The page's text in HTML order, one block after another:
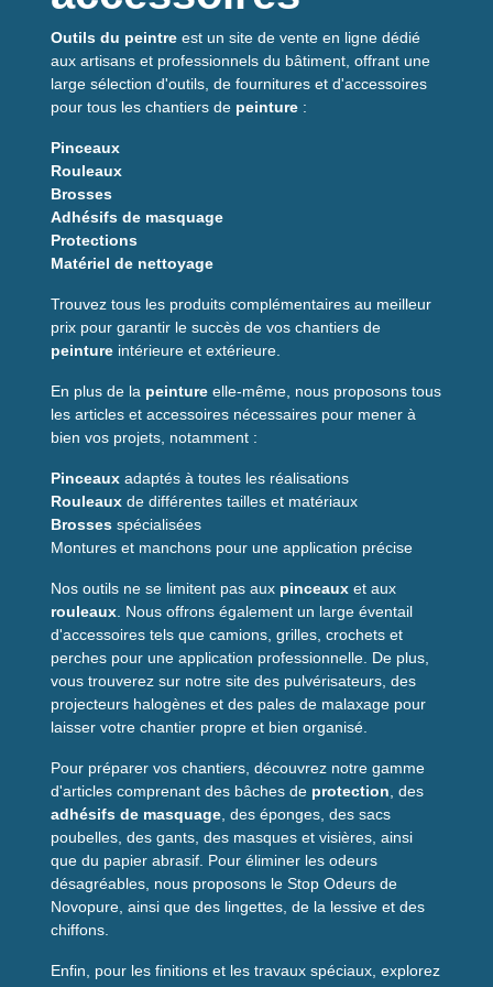
Sa formule assure uneétanchéitéefficace pour le
calfeutrement de joints de façade, menuiserie et pièces
humides. Facile à mettre en oeuvre, il offre une finition
soignée, prête à être peinte pour une intégration discrète sur
chantier ou rénovation.
Conseils d'utilisation
Avant application, surfaces propres, sèches et
dépoussiérées. Utilisez un pistolet adapté, découpez
l'embout selon la largeur du joint et lissez dans les 10–
15 minutes suivant l'application pour une finition
optimale. Respectez les températures d'utilisation
indiquées par le fabricant. Pour une peinture, attendre
le durcissement complet.
Caractéristiques
principales
Propriété
Détail
Contenance
290 millilitres (cartouche)
Couleur
Blanc
Type
Mastic polyuréthane, mono-composant
Usages
Calfeutrement, collage, joints flexibles
Résistance
Résiste à l'eau, intempéries etUV
Séchage
Peinturable après durcissement (suivre fiche
constructeur)
emballage d'origine
Conservation
Minimum 12 mois dans son emballage
hermétique
Usages recommandés
Idéal pour joints de maçonnerie, raccords de menuiserie,
rebouchage autour d'encadrements et applications
durable. Compatible avec la plupart des supports du
Outils du peintre est un site de vente en ligne dédié
aux artisans et professionnels du bâtiment, offrant une
large sélection d'outils, de fournitures et d'accessoires
pour tous les chantiers de peinture :
Pinceaux
Rouleaux
Brosses
Adhésifs de masquage
Protections
Matériel de nettoyage
Trouvez tous les produits complémentaires au meilleur
prix pour garantir le succès de vos chantiers de
peinture intérieure et extérieure.
En plus de la peinture elle-même, nous proposons tous
les articles et accessoires nécessaires pour mener à
bien vos projets, notamment :
Pinceaux adaptés à toutes les réalisations
Rouleaux de différentes tailles et matériaux
Brosses spécialisées
Montures et manchons pour une application précise
Nos outils ne se limitent pas aux pinceaux et aux
rouleaux . Nous offrons également un large éventail
d'accessoires tels que camions, grilles, crochets et
perches pour une application professionnelle. De plus,
vous trouverez sur notre site des pulvérisateurs, des
projecteurs halogènes et des pales de malaxage pour
laisser votre chantier propre et bien organisé.
Pour préparer vos chantiers, découvrez notre gamme
d'articles comprenant des bâches de protection , des
adhésifs de masquage , des éponges, des sacs
poubelles, des gants, des masques et visières, ainsi
que du papier abrasif. Pour éliminer les odeurs
désagréables, nous proposons le Stop Odeurs de
Novopure, ainsi que des lingettes, de la lessive et des
chiffons.
Enfin, pour les finitions et les travaux spéciaux, explorez